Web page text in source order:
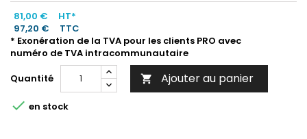
81,00 €
HT*
97,20 €
TTC
* Exonération de la TVA pour les clients PRO avec
numéro de TVA intracommunautaire
Quantité
 Ajouter au panier
 en stock